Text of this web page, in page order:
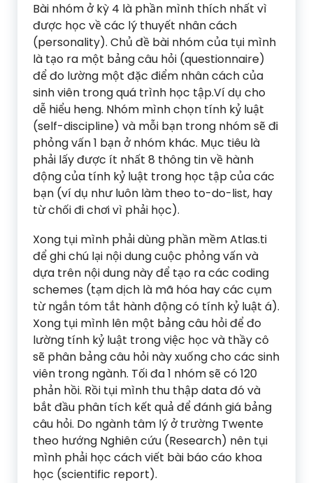
Bài nhóm ở kỳ 4 là phần mình thích nhất vì
được học về các lý thuyết nhân cách
(personality). Chủ đề bài nhóm của tụi mình
là tạo ra một bảng câu hỏi (questionnaire)
để đo lường một đặc điểm nhân cách của
sinh viên trong quá trình học tập.Ví dụ cho
dễ hiểu heng. Nhóm mình chọn tính kỷ luật
(self-discipline) và mỗi bạn trong nhóm sẽ đi
phỏng vấn 1 bạn ở nhóm khác. Mục tiêu là
phải lấy được ít nhất 8 thông tin về hành
động của tính kỷ luật trong học tập của các
bạn (ví dụ như luôn làm theo to-do-list, hay
từ chối đi chơi vì phải học).
Xong tụi mình phải dùng phần mềm Atlas.ti
để ghi chú lại nội dung cuộc phỏng vấn và
dựa trên nội dung này để tạo ra các coding
schemes (tạm dịch là mã hóa hay các cụm
từ ngắn tóm tắt hành động có tính kỷ luật á).
Xong tụi mình lên một bảng câu hỏi để đo
lường tính kỷ luật trong việc học và thầy cô
sẽ phân bảng câu hỏi này xuống cho các sinh
viên trong ngành. Tối đa 1 nhóm sẽ có 120
phản hồi. Rồi tụi mình thu thập data đó và
bắt đầu phân tích kết quả để đánh giá bảng
câu hỏi. Do ngành tâm lý ở trường Twente
theo hướng Nghiên cứu (Research) nên tụi
mình phải học cách viết bài báo cáo khoa
học (scientific report).